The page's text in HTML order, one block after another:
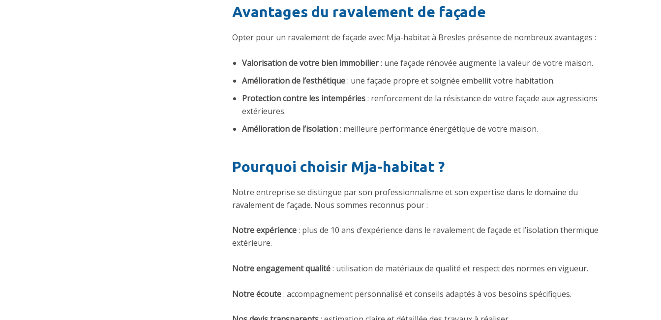
Avantages du ravalement de façade
Opter pour un ravalement de façade avec Mja-habitat à Bresles présente de nombreux avantages :
Valorisation de votre bien immobilier: une façade rénovée augmente la valeur de votre maison.
Amélioration de l’esthétique: une façade propre et soignée embellit votre habitation.
Protection contre les intempéries: renforcement de la résistance de votre façade aux agressions
extérieures.
Amélioration de l’isolation: meilleure performance énergétique de votre maison.
Pourquoi choisir Mja-habitat ?
Notre entreprise se distingue par son professionnalisme et son expertise dans le domaine du
ravalement de façade. Nous sommes reconnus pour :
Notre expérience: plus de 10 ans d’expérience dans le ravalement de façade et l’isolation thermique
extérieure.
Notre engagement qualité: utilisation de matériaux de qualité et respect des normes en vigueur.
Notre écoute: accompagnement personnalisé et conseils adaptés à vos besoins spécifiques.